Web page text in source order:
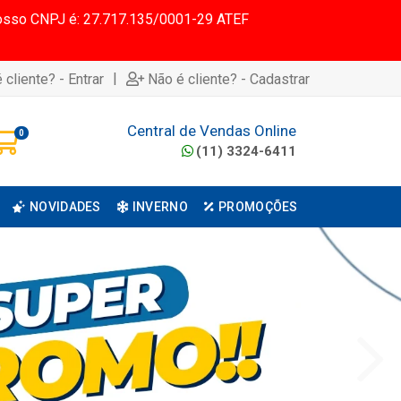
CNPJ é: 27.717.135/0001-29 ATEF
cliente? - Entrar | Não é cliente? - Cadastrar
0 Central de Vendas Online
(11) 3324-6411
NOVIDADES INVERNO PROMOÇÕES